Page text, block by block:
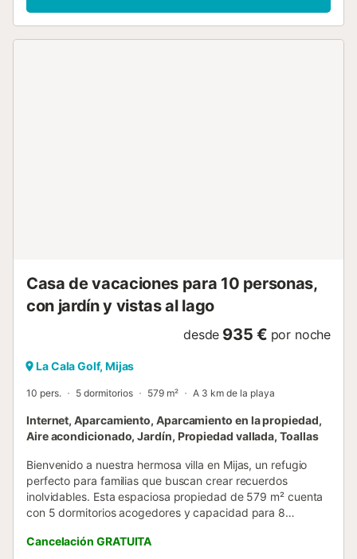
Casa de vacaciones para 10 personas,
con jardín y vistas al lago
desde 935 € por noche
La Cala Golf, Mijas
10 pers. 5 dormitorios 579 m² A 3 km de la playa
Internet, Aparcamiento, Aparcamiento en la propiedad,
Aire acondicionado, Jardín, Propiedad vallada, Toallas
Bienvenido a nuestra hermosa villa en Mijas, un refugio
perfecto para familias que buscan crear recuerdos
inolvidables. Esta espaciosa propiedad de 579 m² cuenta
con 5 dormitorios acogedores y capacidad para 8
con total comodidad. La villa destaca por su excepcional
Cancelación GRATUITA